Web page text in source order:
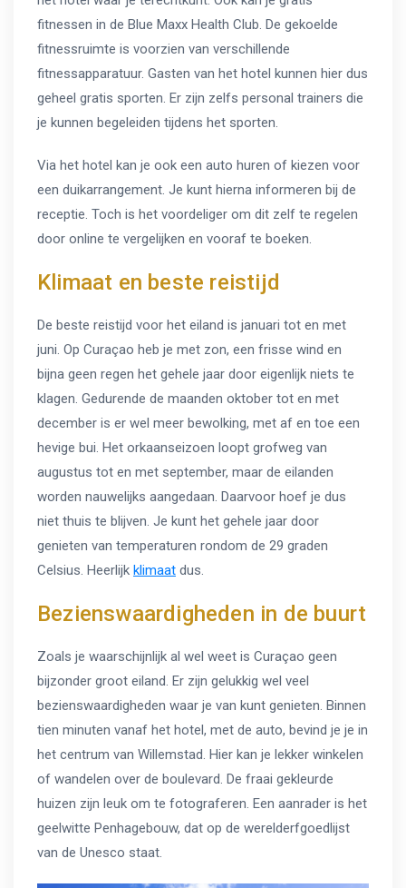
fitnessen in de Blue Maxx Health Club. De gekoelde
fitnessruimte is voorzien van verschillende
fitnessapparatuur. Gasten van het hotel kunnen hier dus
geheel gratis sporten. Er zijn zelfs personal trainers die
je kunnen begeleiden tijdens het sporten.
Via het hotel kan je ook een auto huren of kiezen voor
een duikarrangement. Je kunt hierna informeren bij de
receptie. Toch is het voordeliger om dit zelf te regelen
door online te vergelijken en vooraf te boeken.
Klimaat en beste reistijd
De beste reistijd voor het eiland is januari tot en met
juni. Op Curaçao heb je met zon, een frisse wind en
bijna geen regen het gehele jaar door eigenlijk niets te
klagen. Gedurende de maanden oktober tot en met
december is er wel meer bewolking, met af en toe een
hevige bui. Het orkaanseizoen loopt grofweg van
augustus tot en met september, maar de eilanden
worden nauwelijks aangedaan. Daarvoor hoef je dus
niet thuis te blijven. Je kunt het gehele jaar door
genieten van temperaturen rondom de 29 graden
Celsius. Heerlijk klimaat dus.
Bezienswaardigheden in de buurt
Zoals je waarschijnlijk al wel weet is Curaçao geen
bijzonder groot eiland. Er zijn gelukkig wel veel
bezienswaardigheden waar je van kunt genieten. Binnen
tien minuten vanaf het hotel, met de auto, bevind je je in
het centrum van Willemstad. Hier kan je lekker winkelen
of wandelen over de boulevard. De fraai gekleurde
huizen zijn leuk om te fotograferen. Een aanrader is het
geelwitte Penhagebouw, dat op de werelderfgoedlijst
van de Unesco staat.